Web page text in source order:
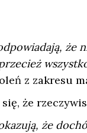
że
z zakresu
się, że
że